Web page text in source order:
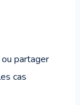
partager
cas